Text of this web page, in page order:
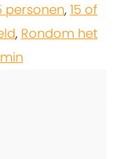
personen, 15 of
, Rondom het